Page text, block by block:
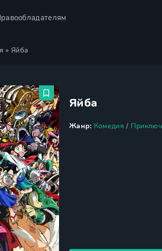
» Яйба
Яйба
Жанр: Комедия /